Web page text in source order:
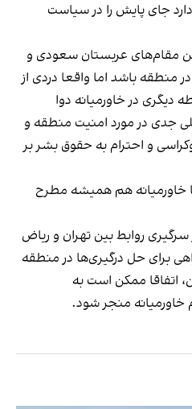
جای پایش را در سیاست
مقام‌های عربستان سعودی و
منطقه باشد اما واقعا دردی از
دیگری در خاورمیانه دوا
جدی در مورد امنیت منطقه و
و احترام به حقوق بشر بر
خاورمیانه هم همیشه مطرح
سرگیری روابط بین تهران و ریاض
برای حل درگیری‌ها در منطقه
اتفاقا ممکن است به
منجر شود.